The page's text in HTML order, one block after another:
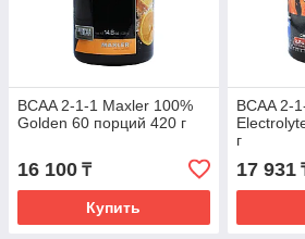
BCAA 2-1-1 Maxler 100%
Golden 60 порций 420 г
16 100 ₸
Купить
BCAA 2-
г
17 931